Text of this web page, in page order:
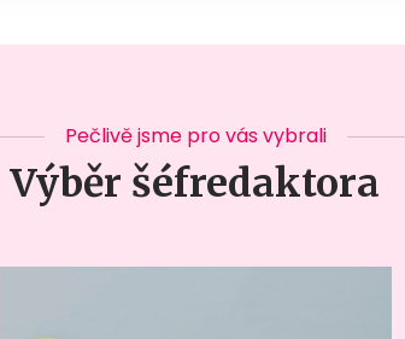
Pečlivě jsme pro vás vybrali
Výběr šéfredaktora